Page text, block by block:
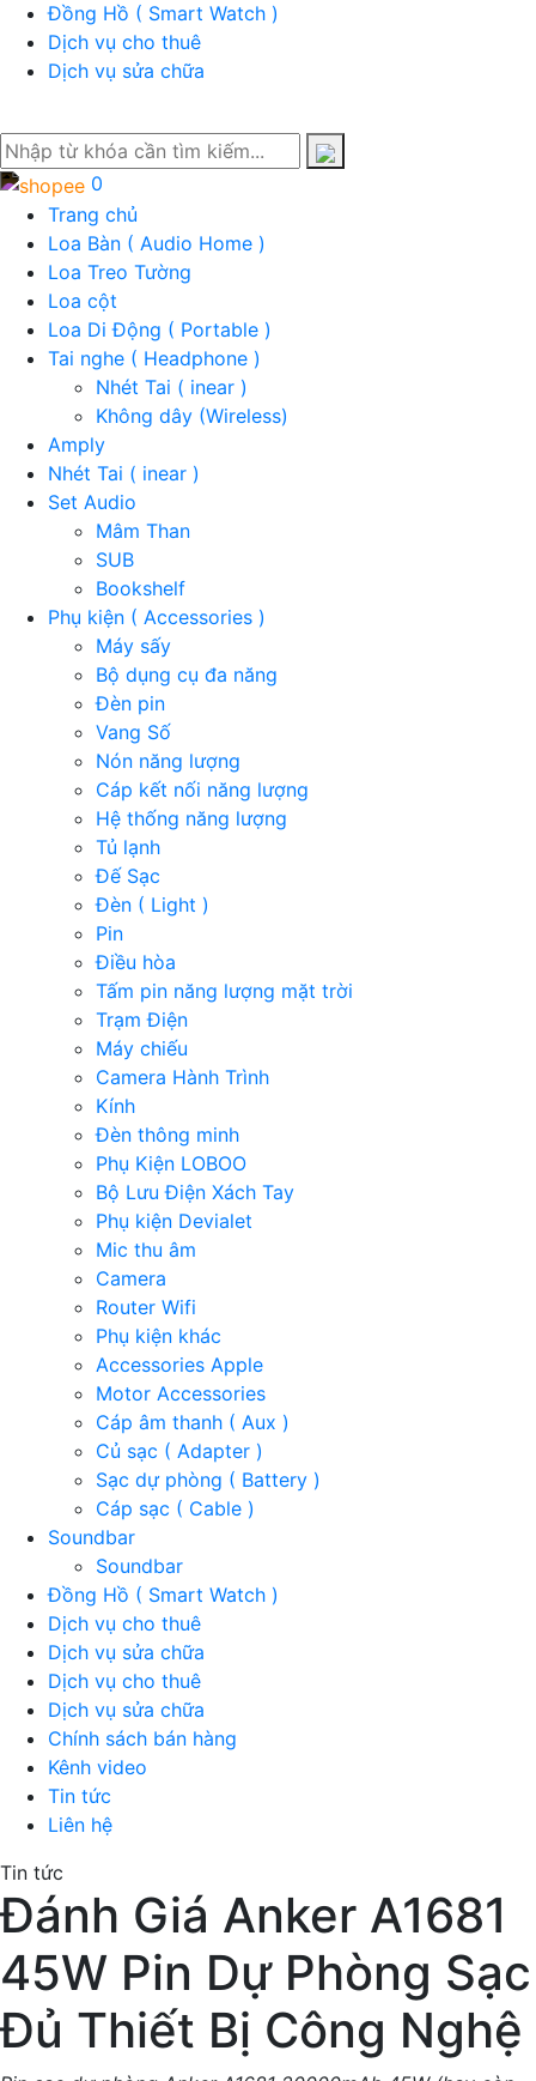
Đồng Hồ ( Smart Watch )
Dịch vụ cho thuê
Dịch vụ sửa chữa
0
Trang chủ
Loa Bàn ( Audio Home )
Loa Treo Tường
Loa cột
Loa Di Động ( Portable )
Tai nghe ( Headphone )
Nhét Tai ( inear )
Không dây (Wireless)
Amply
Nhét Tai ( inear )
Set Audio
Mâm Than
SUB
Bookshelf
Phụ kiện ( Accessories )
Máy sấy
Bộ dụng cụ đa năng
Đèn pin
Vang Số
Nón năng lượng
Cáp kết nối năng lượng
Hệ thống năng lượng
Tủ lạnh
Đế Sạc
Đèn ( Light )
Pin
Điều hòa
Tấm pin năng lượng mặt trời
Trạm Điện
Máy chiếu
Camera Hành Trình
Kính
Đèn thông minh
Phụ Kiện LOBOO
Bộ Lưu Điện Xách Tay
Phụ kiện Devialet
Mic thu âm
Camera
Router Wifi
Phụ kiện khác
Accessories Apple
Motor Accessories
Cáp âm thanh ( Aux )
Củ sạc ( Adapter )
Sạc dự phòng ( Battery )
Cáp sạc ( Cable )
Soundbar
Soundbar
Đồng Hồ ( Smart Watch )
Dịch vụ cho thuê
Dịch vụ sửa chữa
Dịch vụ cho thuê
Dịch vụ sửa chữa
Chính sách bán hàng
Kênh video
Tin tức
Liên hệ
Tin tức
Đánh Giá Anker A1681
45W Pin Dự Phòng Sạc
Đủ Thiết Bị Công Nghệ